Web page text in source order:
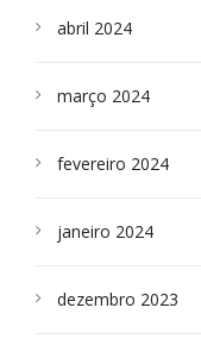
abril 2024
março 2024
fevereiro 2024
janeiro 2024
dezembro 2023